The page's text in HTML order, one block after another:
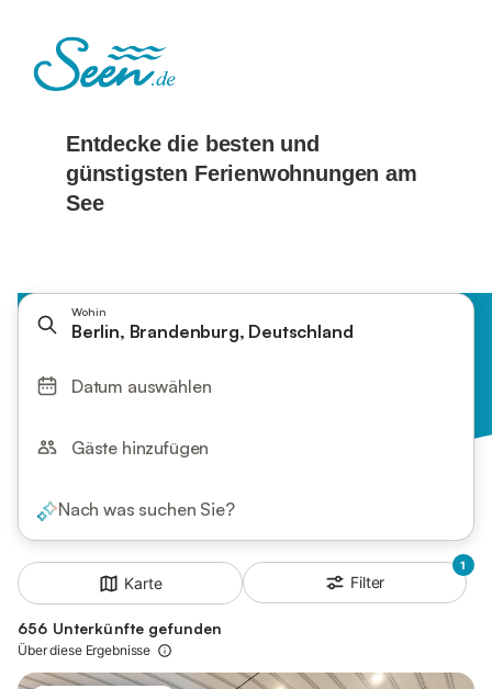
Wohin
Berlin, Brandenburg, Deutschland
Datum auswählen
Gäste hinzufügen
Nach was suchen Sie?
Karte
1
Filter
656 Unterkünfte gefunden
Über diese Ergebnisse